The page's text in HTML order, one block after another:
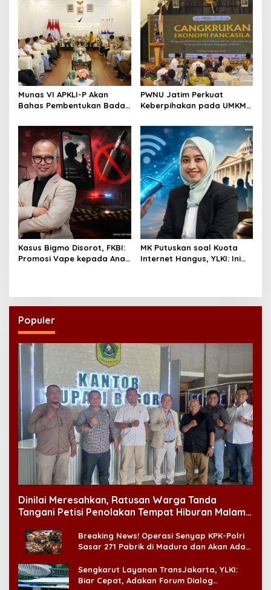
Munas VI APKLI-P Akan
Bahas Pembentukan Badan
Dinilai Penting Hadapi
Bonus Demografi
PWNU Jatim Perkuat
Keberpihakan pada UMKM
Kasus Bigmo Disorot, FKBI:
Promosi Vape kepada Anak
MK Putuskan soal Kuota
Internet Hangus, YLKI: Ini
Populer
Dinilai Meresahkan, Ratusan Warga Tanda
Tangani Petisi Penolakan Tempat Hiburan Malam
Breaking News! Operasi Senyap KPK-Polri
Sasar 271 Pabrik di Madura dan Akan Ada
Sengkarut Layanan TransJakarta, YLKI:
Biar Cepat, Adakan Forum Dialog